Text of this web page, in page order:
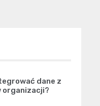
dane z
organizacji?